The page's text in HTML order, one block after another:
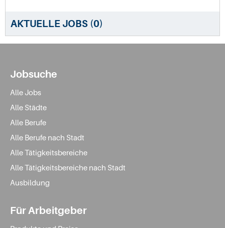
AKTUELLE JOBS (0)
Jobsuche
Alle Jobs
Alle Städte
Alle Berufe
Alle Berufe nach Stadt
Alle Tätigkeitsbereiche
Alle Tätigkeitsbereiche nach Stadt
Ausbildung
Für Arbeitgeber